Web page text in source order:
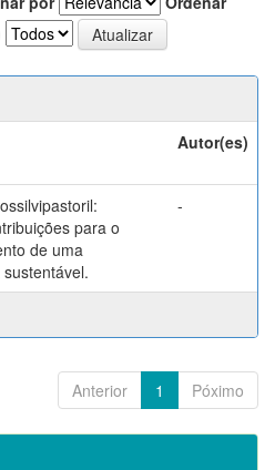
Autor(es)
para o
de uma
-
Anterior 1 Póximo